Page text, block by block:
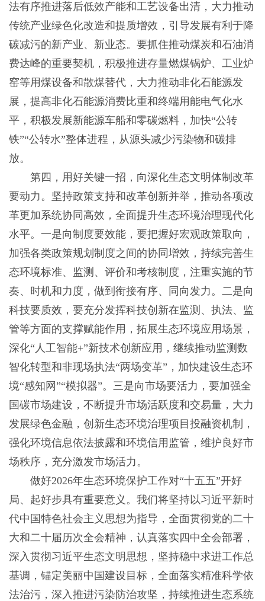
法有序推进落后低效产能和工艺设备出清，大力推动
传统产业绿色化改造和提质增效，引导发展有利于降
碳减污的新产业、新业态。要抓住推动煤炭和石油消
费达峰的重要契机，积极推进存量燃煤锅炉、工业炉
窑等用煤设备和散煤替代，大力推动非化石能源发
展，提高非化石能源消费比重和终端用能电气化水
平，积极发展新能源车船和零碳燃料，加快“公转
铁”“公转水”整体进程，从源头减少污染物和碳排
放。
第四，用好关键一招，向深化生态文明体制改革
要动力。坚持政策支持和改革创新并举，推动各项改
革更加系统协同高效，全面提升生态环境治理现代化
水平。一是向制度要效能，要把握好宏观政策取向，
加强各类政策规划制度之间的协同增效，持续完善生
态环境标准、监测、评价和考核制度，注重实施的节
奏、时机和力度，做到衔接有序、同向发力。二是向
科技要质效，要充分发挥科技创新在监测、执法、监
管等方面的支撑赋能作用，拓展生态环境应用场景，
深化“人工智能+”新技术创新应用，继续推动监测数
智化转型和非现场执法“两场变革”，加快建设生态环
境“感知网”“模拟器”。三是向市场要活力，要加强全
国碳市场建设，不断提升市场活跃度和交易量，大力
发展绿色金融，创新生态环境治理项目投融资机制，
强化环境信息依法披露和环境信用监管，维护良好市
场秩序，充分激发市场活力。
做好2026年生态环境保护工作对“十五五”开好
局、起好步具有重要意义。我们将坚持以习近平新时
代中国特色社会主义思想为指导，全面贯彻党的二十
大和二十届历次全会精神，认真落实四中全会部署，
深入贯彻习近平生态文明思想，坚持稳中求进工作总
基调，锚定美丽中国建设目标，全面落实精准科学依
法治污，深入推进污染防治攻坚，持续推进生态系统